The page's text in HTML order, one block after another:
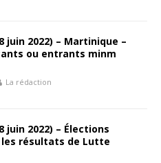
juin 2022) – Martinique –
ou entrants minm
La rédaction
juin 2022) – Élections
résultats de Lutte